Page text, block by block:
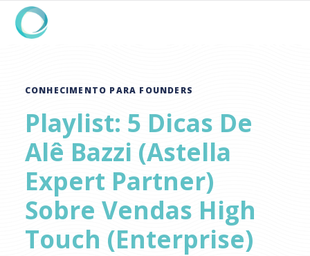
CONHECIMENTO PARA FOUNDERS
Playlist: 5 Dicas De
Alê Bazzi (Astella
Expert Partner)
Sobre Vendas High
Touch (Enterprise)